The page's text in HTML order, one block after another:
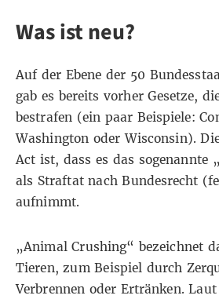
Was ist neu?
Auf der Ebene der 50
gab es bereits vorher Gesetze,
bestrafen (ein paar Beispiele:
Washington oderWisconsin).
Act ist, dass es das sogenannte
als Straftat nach Bundesrecht
aufnimmt.
„Animal Crushing“ bezeichnet
Tieren, zum Beispiel durch
Verbrennen oder Ertränken.